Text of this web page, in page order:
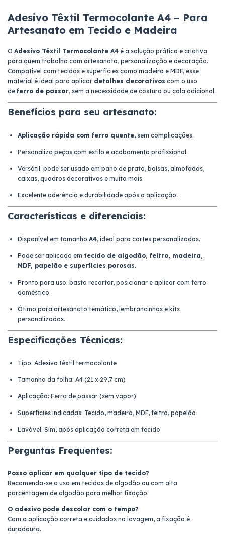
Adesivo Têxtil Termocolante A4 – Para
Artesanato em Tecido e Madeira
O Adesivo Têxtil Termocolante A4 é a solução prática e criativa
para quem trabalha com artesanato, personalização e decoração.
Compatível com tecidos e superfícies como madeira e MDF, esse
material é ideal para aplicar detalhes decorativos com o uso
de ferro de passar, sem a necessidade de costura ou cola adicional.
Benefícios para seu artesanato:
Aplicação rápida com ferro quente, sem complicações.
Personaliza peças com estilo e acabamento profissional.
Versátil: pode ser usado em pano de prato, bolsas, almofadas,
caixas, quadros decorativos e muito mais.
Excelente aderência e durabilidade após a aplicação.
Características e diferenciais:
Disponível em tamanho A4, ideal para cortes personalizados.
Pode ser aplicado em tecido de algodão, feltro, madeira,
MDF, papelão e superfícies porosas.
Pronto para uso: basta recortar, posicionar e aplicar com ferro
doméstico.
Ótimo para artesanato temático, lembrancinhas e kits
personalizados.
Especificações Técnicas:
Tipo: Adesivo têxtil termocolante
Tamanho da folha: A4 (21 x 29,7 cm)
Aplicação: Ferro de passar (sem vapor)
Superfícies indicadas: Tecido, madeira, MDF, feltro, papelão
Lavável: Sim, após aplicação correta em tecido
Perguntas Frequentes:
Posso aplicar em qualquer tipo de tecido?
Recomenda-se o uso em tecidos de algodão ou com alta
porcentagem de algodão para melhor fixação.
O adesivo pode descolar com o tempo?
Com a aplicação correta e cuidados na lavagem, a fixação é
duradoura.